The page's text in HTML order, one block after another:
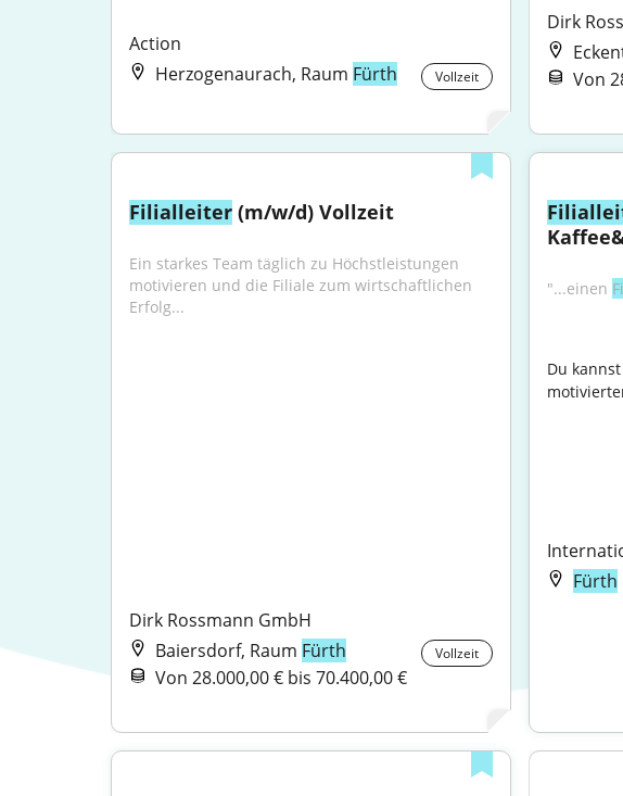
Action
Herzogenaurach, Raum Fürth Vollzeit
Dirk
Von
Filialleiter (m/w/d) Vollzeit
Ein starkes Team täglich zu Höchstleistungen
motivieren und die Filiale zum wirtschaftlichen
Erfolg...
Dirk Rossmann GmbH
Baiersdorf, Raum Fürth Vollzeit
Von 28.000,00 € bis 70.400,00 €
"...einen
Du
Fürth